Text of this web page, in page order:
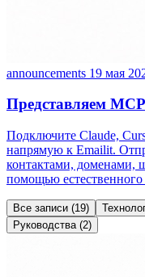
announcements 19 мая
Представляем
Подключите Claude,
напрямую к Emailit.
контактами, доменами,
помощью естественного
Все записи (19)
Руководства (2)